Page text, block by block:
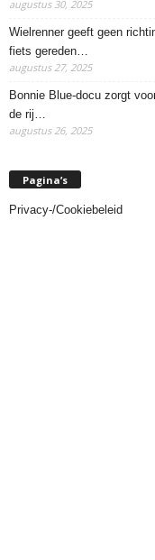
augustus 30, 2025
Wielrenner geeft geen
fiets gereden…
augustus 27, 2025
Bonnie Blue-docu zorgt
de rij…
augustus 26, 2025
Pagina’s
Privacy-/Cookiebeleid